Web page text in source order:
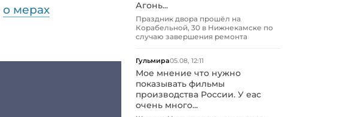
о мерах
Агонь...
Праздник двора прошёл на
Корабельной, 30 в Нижнекамске по
случаю завершения ремонта
Гульмира05.08, 12:11
Мое мнение что нужно
показывать фильмы
производства России. У еас
очень много...